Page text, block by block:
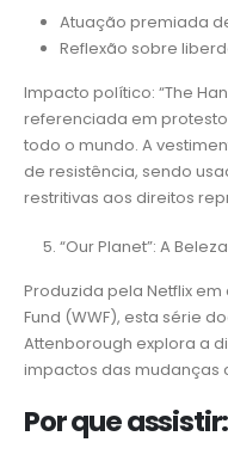
Atuação premiada
Reflexão sobre
Impacto político: “The
referenciada em
todo o mundo. A
de resistência, sendo
restritivas aos direitos
“Our Planet”: A
Produzida pela Netflix
Fund (WWF), esta série
Attenborough explora a
impactos das mudanças
Por que assistir: